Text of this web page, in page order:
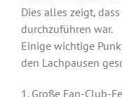
Dies alles zeigt,
durchzuführen war.
Einige wichtige
den Lachpausen
1. Große Fan-Club-